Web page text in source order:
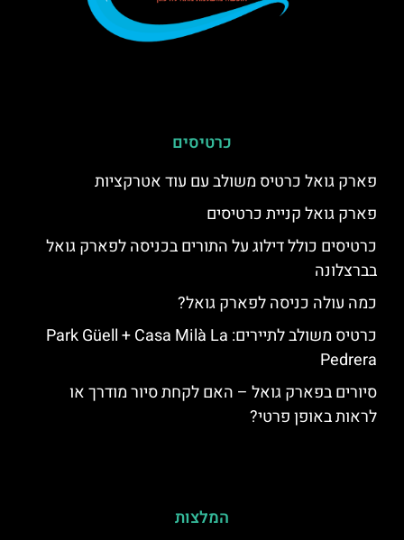
כרטיסים
פארק גואל כרטיס משולב עם עוד אטרקציות
פארק גואל קניית כרטיסים
כרטיסים כולל דילוג על התורים בכניסה לפארק גואל
בברצלונה
כמה עולה כניסה לפארק גואל?
כרטיס משולב לתיירים: Park Güell + Casa Milà La
Pedrera
סיורים בפארק גואל – האם לקחת סיור מודרך או
לראות באופן פרטי?
המלצות